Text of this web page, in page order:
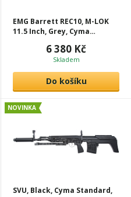
EMG Barrett REC10, M-LOK
11.5 Inch, Grey, Cyma
6 380 Kč
Skladem
Do košíku
SVU, Black, Cyma Standard,
NOVINKA